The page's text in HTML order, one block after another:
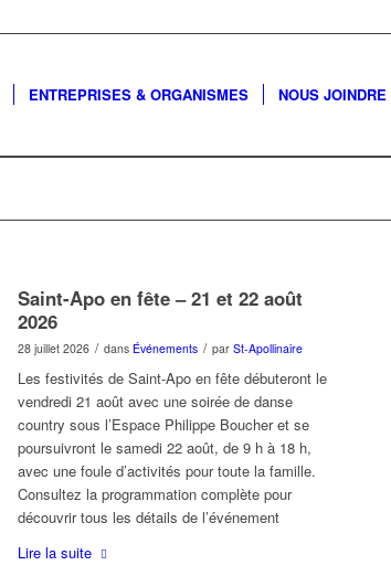
ENTREPRISES & ORGANISMES NOUS JOINDRE
Saint-Apo en fête – 21 et 22 août
2026
28 juillet 2026 / dans Événements / par St-Apollinaire
Les festivités de Saint-Apo en fête débuteront le
vendredi 21 août avec une soirée de danse
country sous l’Espace Philippe Boucher et se
poursuivront le samedi 22 août, de 9 h à 18 h,
avec une foule d’activités pour toute la famille.
Consultez la programmation complète pour
découvrir tous les détails de l’événement
Lire la suite